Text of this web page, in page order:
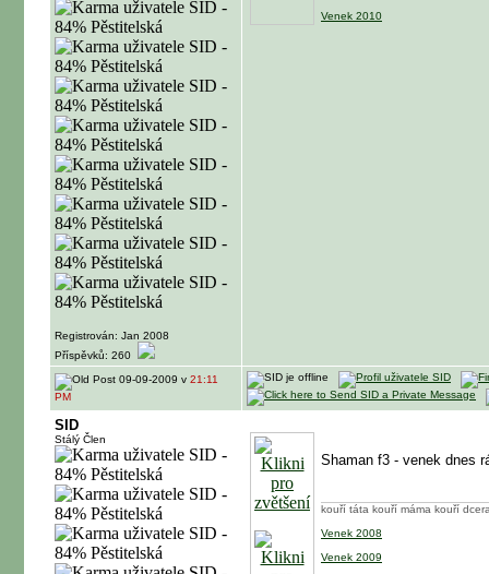
Registrován: Jan 2008
Příspěvků: 260
Venek 2010
09-09-2009 v 21:11
PM
SID
Stálý Člen
Shaman f3 - venek dnes
kouří táta kouří máma kouří
Venek 2008
Venek 2009